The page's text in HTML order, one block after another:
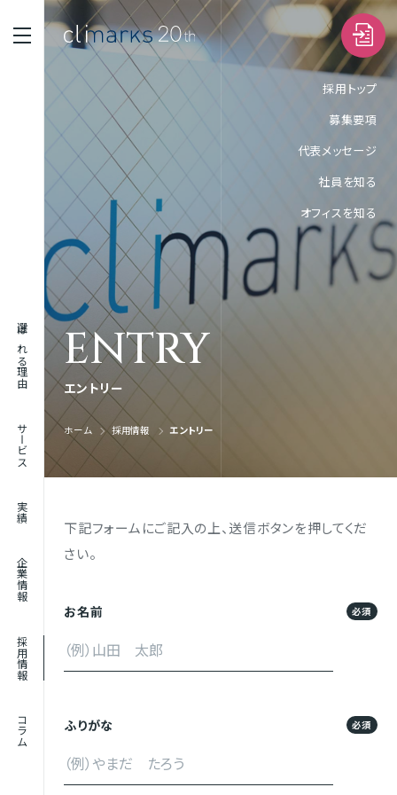
選ばれる理由
サービス
実績
企業情報
採用情報
コラム
STRENGTH
選ばれる理由
SERVICE
サービス
WORK
実績
ABOUT
企業情報
RECRUIT
採用情報
ENTRY
エントリー
ホーム 採用情報 エントリー
採用トップ
募集要項
代表メッセージ
社員を知る
オフィスを知る
下記フォームにご記入の上、送信ボタンを押してくだ
さい。
お名前 必須
ふりがな 必須